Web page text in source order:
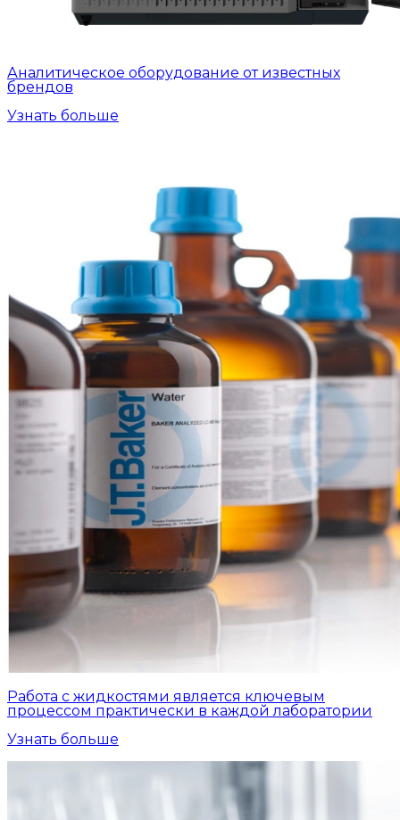
Аналитическое оборудование от известных
брендов
Узнать больше
Работа с жидкостями является ключевым
процессом практически в каждой лаборатории
Узнать больше